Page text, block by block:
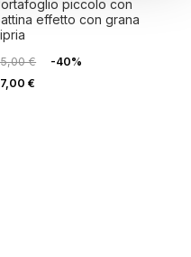
effetto con grana
€
-40%
€